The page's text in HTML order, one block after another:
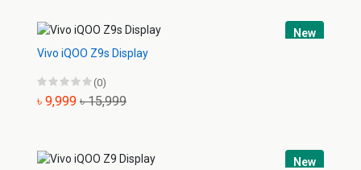
New
Vivo iQOO Z9s Display
(0)
৳ 9,999 ৳ 15,999
New